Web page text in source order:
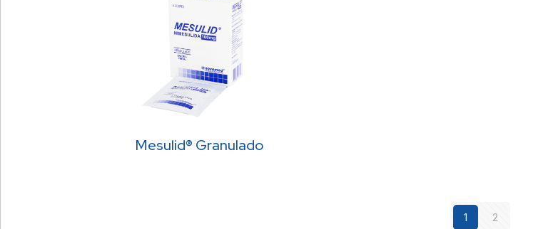
Mesulid® Granulado
1 2